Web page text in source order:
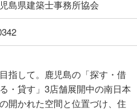
島県建築士事務所協会
指して。鹿児島の「探す・借
・貸す」3店舗展開中の南日本
開かれた空間と位置づけ、住